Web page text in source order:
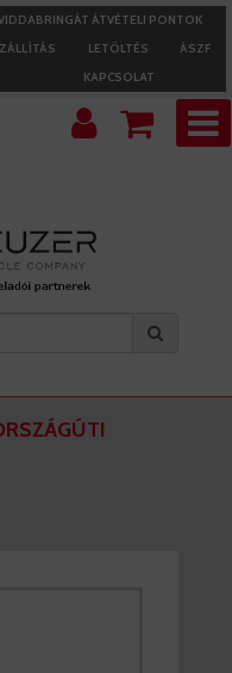
ÁTVÉTELI PONTOK
LETÖLTÉS
ÁSZF
KAPCSOLAT